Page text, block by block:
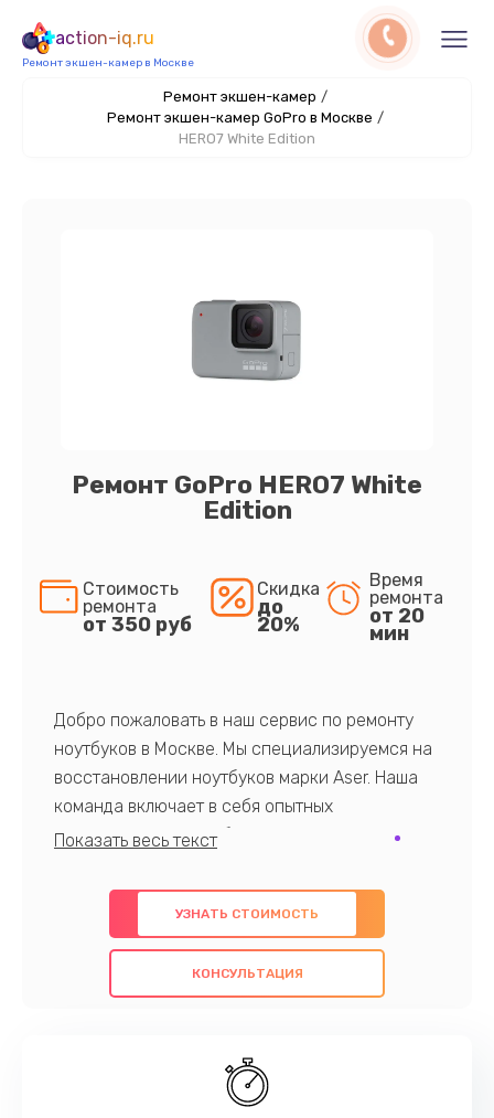
action-iq.ru
Ремонт экшен-камер в Москве
Ремонт экшен-камер /
Ремонт экшен-камер GoPro в Москве /
HERO7 White Edition
Ремонт GoPro HERO7 White
Edition
Стоимость
ремонта
от 350 руб
Скидка
до
20%
Время
ремонта
от 20
мин
Добро пожаловать в наш сервис по ремонту
ноутбуков в Москве. Мы специализируемся на
восстановлении ноутбуков марки Aser. Наша
команда включает в себя опытных
профессионалов с обширными знаниями и
предлагаем быстрый и качественный ремонт с
использованием оригинальных компонентов, а
также гарантируем качество всех
проведенных работ. Наша цель - предоставить
наилучшим образом. Не медлите записаться на
УЗНАТЬ СТОИМОСТЬ
КОНСУЛЬТАЦИЯ